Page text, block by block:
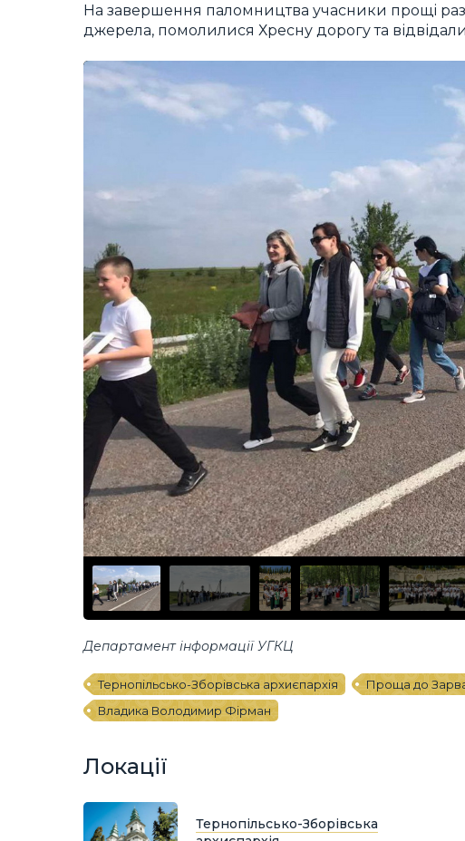
На завершення паломництва учасники прощі
джерела, помолилися Хресну дорогу та
Департамент інформації УГКЦ
Тернопільсько-Зборівська архиєпархія Проща до
Владика Володимир Фірман
Локації
Тернопільсько-Зборівська